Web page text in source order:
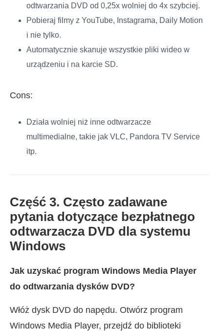
odtwarzania DVD od 0,25x wolniej do 4x szybciej.
Pobieraj filmy z YouTube, Instagrama, Daily Motion
i nie tylko.
Automatycznie skanuje wszystkie pliki wideo w
urządzeniu i na karcie SD.
Cons:
Działa wolniej niż inne odtwarzacze
multimedialne, takie jak VLC, Pandora TV Service
itp.
Część 3. Często zadawane
pytania dotyczące bezpłatnego
odtwarzacza DVD dla systemu
Windows
Jak uzyskać program Windows Media Player
do odtwarzania dysków DVD?
Włóż dysk DVD do napędu. Otwórz program
Windows Media Player, przejdź do biblioteki